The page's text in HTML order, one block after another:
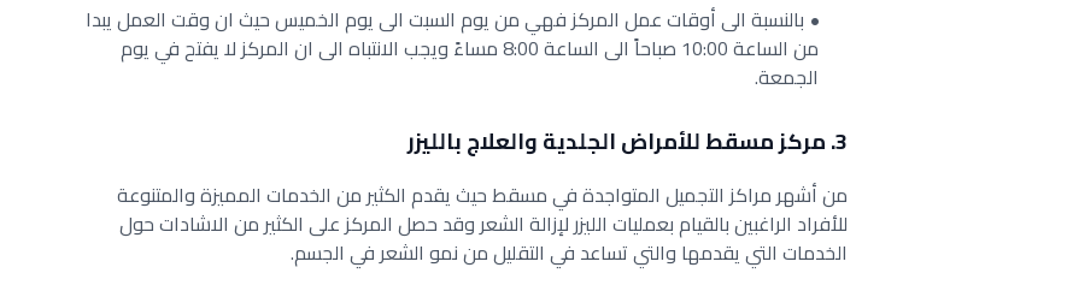
بالنسبة الى أوقات عمل المركز فهي من يوم السبت الى يوم الخميس حيث ان وقت العمل يبدا
من الساعة 10:00 صباحاً الى الساعة 8:00 مساءً ويجب الانتباه الى ان المركز لا يفتح في يوم
الجمعة.
3. مركز مسقط للأمراض الجلدية والعلاج بالليزر
من أشهر مراكز التجميل المتواجدة في مسقط حيث يقدم الكثير من الخدمات المميزة والمتنوعة
للأفراد الراغبين بالقيام بعمليات الليزر لإزالة الشعر وقد حصل المركز على الكثير من الاشادات حول
الخدمات التي يقدمها والتي تساعد في التقليل من نمو الشعر في الجسم.